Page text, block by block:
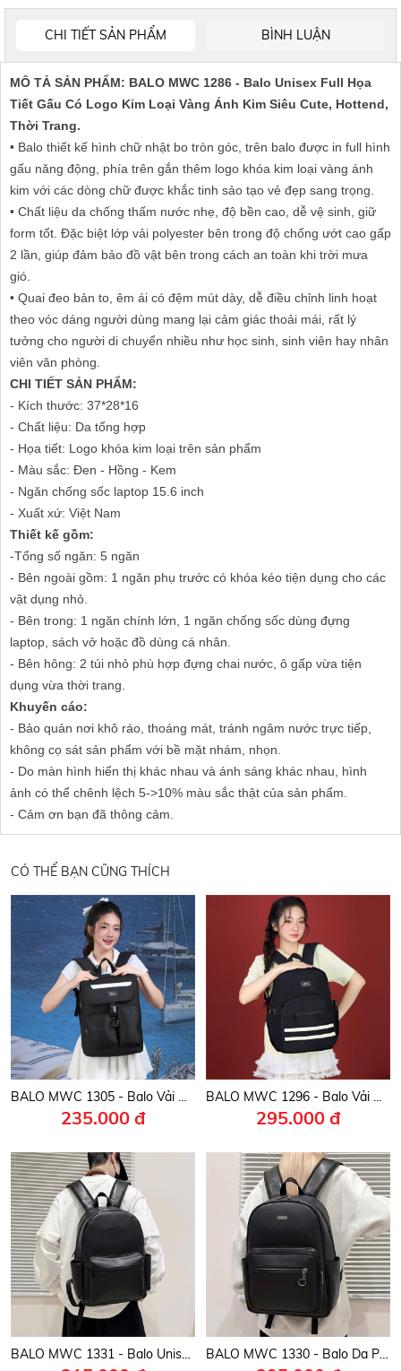
CHI TIẾT SẢN PHẨM BÌNH LUẬN
MÔ TẢ SẢN PHẨM: BALO MWC 1286 - Balo Unisex Full Họa
Tiết Gấu Có Logo Kim Loại Vàng Ánh Kim Siêu Cute, Hottend,
Thời Trang.
• Balo thiết kế hình chữ nhật bo tròn góc, trên balo được in full hình
gấu năng động, phía trên gắn thêm logo khóa kim loại vàng ánh
kim với các dòng chữ được khắc tinh sảo tạo vẻ đẹp sang trọng.
• Chất liệu da chống thấm nước nhẹ, độ bền cao, dễ vệ sinh, giữ
form tốt. Đặc biệt lớp vải polyester bên trong độ chống ướt cao gấp
2 lần, giúp đảm bảo đồ vật bên trong cách an toàn khi trời mưa
gió.
• Quai đeo bản to, êm ái có đệm mút dày, dễ điều chỉnh linh hoạt
theo vóc dáng người dùng mang lại cảm giác thoải mái, rất lý
tưởng cho người di chuyển nhiều như học sinh, sinh viên hay nhân
viên văn phòng.
CHI TIẾT SẢN PHẨM:
- Kích thước: 37*28*16
- Chất liệu: Da tổng hợp
- Họa tiết: Logo khóa kim loại trên sản phẩm
- Màu sắc: Đen - Hồng - Kem
- Ngăn chống sốc laptop 15.6 inch
- Xuất xứ: Việt Nam
Thiết kế gồm:
-Tổng số ngăn: 5 ngăn
- Bên ngoài gồm: 1 ngăn phụ trước có khóa kéo tiện dụng cho các
vật dụng nhỏ.
- Bên trong: 1 ngăn chính lớn, 1 ngăn chống sốc dùng đựng
laptop, sách vở hoặc đồ dùng cá nhân.
- Bên hông: 2 túi nhỏ phù hợp đựng chai nước, ô gấp vừa tiện
dụng vừa thời trang.
Khuyến cáo:
- Bảo quản nơi khô ráo, thoáng mát, tránh ngâm nước trực tiếp,
không cọ sát sản phẩm với bề mặt nhám, nhọn.
- Do màn hình hiển thị khác nhau và ánh sáng khác nhau, hình
ảnh có thể chênh lệch 5->10% màu sắc thật của sản phẩm.
- Cảm ơn bạn đã thông cảm.
CÓ THỂ BẠN CŨNG THÍCH
BALO MWC 1305 - Balo Vải Canvas Cao Cấp Thời Trang Đi Học, Đi làm, Du Lịch Gọn Nhẹ, Vừa Đẹp Vừa Tiện Dụng.
235.000 đ
BALO MWC 1296 - Balo Vải Canvas Cá Tính Thời Trang Đi Học, Đi chơi, Du Lịch Gọn Gàng, Chuẩn Gu Và Bền Đẹp.
295.000 đ
BALO MWC 1331 - Balo Unisex Thời Trang Chống Sốc, Chống Nước, Nhiều Ngăn Tiện Lợi Mang Đi Học, Đi Chơi Siêu Bền Đẹp. BALO MWC 1330 - Balo Da PU Mềm, Bền Đẹp, Sang Trọng, Tiện Lợi Mỗi Ngày.